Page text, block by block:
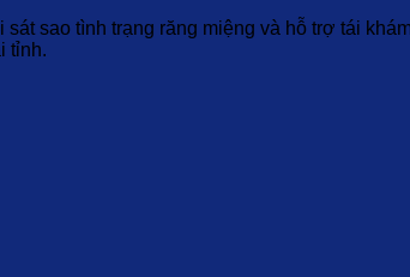
sao tình trạng răng miệng và hỗ trợ tái
tỉnh.